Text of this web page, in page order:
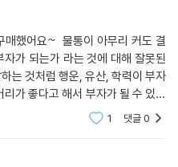
아무리 커도 결
가 되는가 라는 것에 대해 잘못된
는 것처럼 행운, 유산, 학력이 부자
가 좋다고 해서 부자가 될 수 있는
고 무엇보다 자기 자신을 통제할
1 댓글0